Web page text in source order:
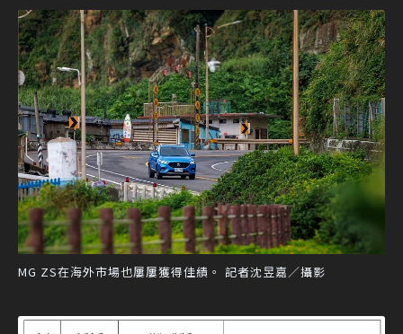
MG ZS在海外市場也屢屢獲得佳績。 記者沈昱嘉／攝影